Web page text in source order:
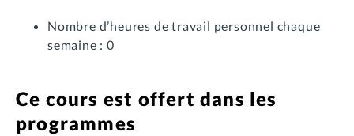
Nombre d’heures de travail personnel chaque
semaine : 0
Ce cours est offert dans les
programmes